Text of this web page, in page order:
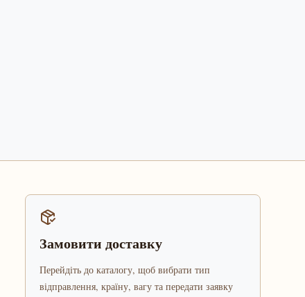
Замовити доставку
Перейдіть до каталогу, щоб вибрати тип
відправлення, країну, вагу та передати заявку